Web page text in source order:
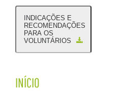
INDICAÇÕES E
RECOMENDAÇÕES
PARA OS
VOLUNTÁRIOS
INÍCIO